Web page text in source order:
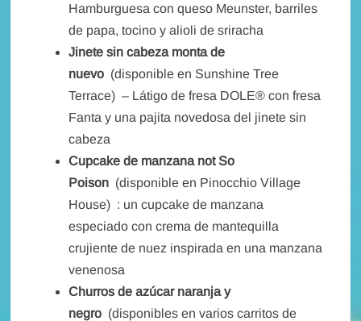
Hamburguesa con queso Meunster, barriles
de papa, tocino y alioli de sriracha
Jinete sin cabeza monta de
nuevo (disponible en Sunshine Tree
Terrace) – Látigo de fresa DOLE® con fresa
Fanta y una pajita novedosa del jinete sin
cabeza
Cupcake de manzana not So
Poison (disponible en Pinocchio Village
House) : un cupcake de manzana
especiado con crema de mantequilla
crujiente de nuez inspirada en una manzana
venenosa
Churros de azúcar naranja y
negro (disponibles en varios carritos de